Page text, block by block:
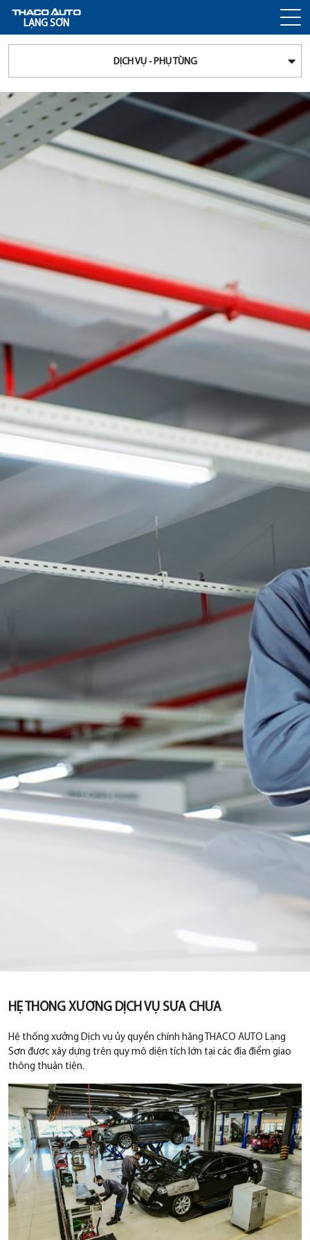
LẠNG SƠN
DỊCH VỤ - PHỤ TÙNG
HỆ THỐNG XƯỞNG DỊCH VỤ SỬA CHỮA
Hệ thống xưởng Dịch vụ ủy quyền chính hãng THACO AUTO Lạng
Sơn được xây dựng trên quy mô diện tích lớn tại các địa điểm giao
thông thuận tiện.